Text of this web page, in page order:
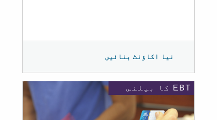
نیا اکاؤنٹ بنائیں
EBT کا بیلنس